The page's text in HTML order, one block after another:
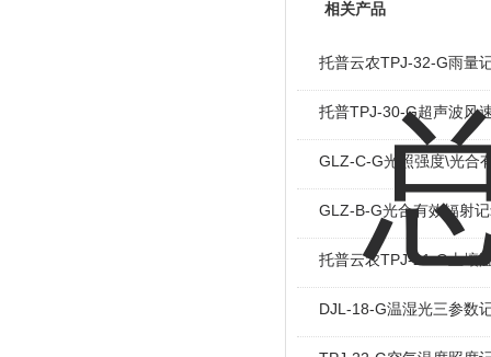
相关产品
托普云农TPJ-32-G雨量
托普TPJ-30-G超声波风
GLZ-C-G光照强度\光合
GLZ-B-G光合有效辐射
托普云农TPJ-21-G土壤
DJL-18-G温湿光三参数